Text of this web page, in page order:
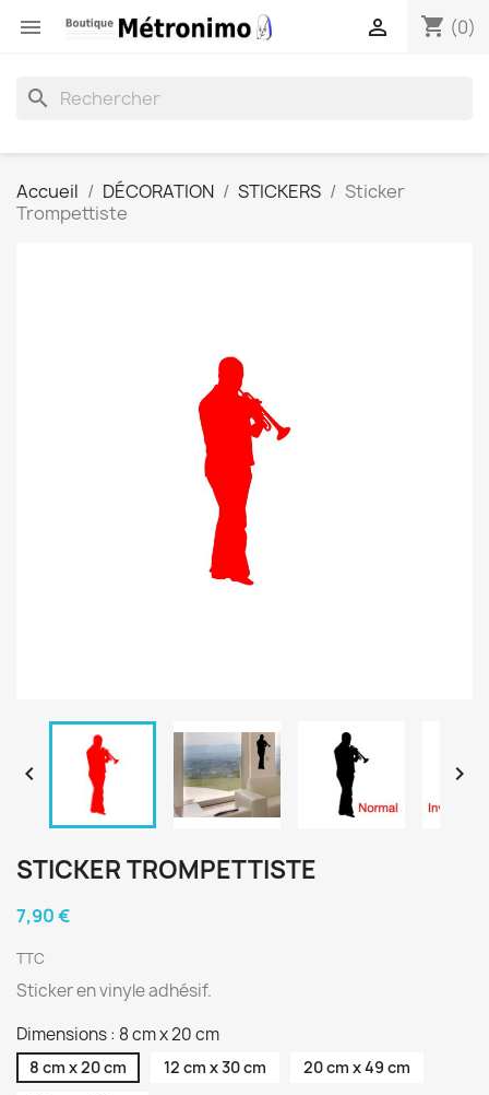
 shopping_cart (0)

search
Accueil DÉCORATION STICKERS
Sticker
Trompettiste
 
STICKER TROMPETTISTE
7,90 €
TTC
Sticker en vinyle adhésif.
Dimensions : 8 cm x 20 cm
8 cm x 20 cm 12 cm x 30 cm
20 cm x 49 cm